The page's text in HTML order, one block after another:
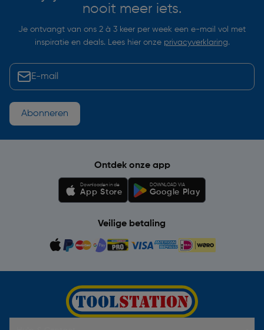
nooit meer iets.
Je ontvangt van ons 2 à 3 keer per week een e-mail vol met
inspiratie en deals. Lees hier onze privacyverklaring.
Abonneren
Ontdek onze app
Downloaden in de
App Store
DOWNLOAD VIA
Google Play
Veilige betaling